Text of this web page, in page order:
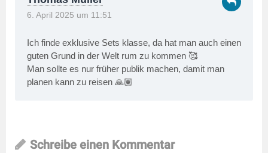
6. April 2025 um 11:51
Ich finde exklusive Sets klasse, da hat man auch einen
guten Grund in der Welt rum zu kommen 🥰
Man sollte es nur früher publik machen, damit man
planen kann zu reisen 🙏🏽
Schreibe einen Kommentar